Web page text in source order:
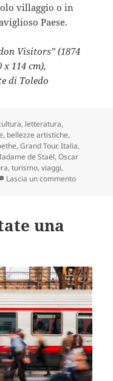
villaggio o in
Paese.
Visitors” (1874
114 cm),
di Toledo
, letteratura,
, bellezze artistiche,
,Grand Tour,Italia,
de Staël,Oscar
,turismo,viaggi,
Lascia un commentosu Grand
una